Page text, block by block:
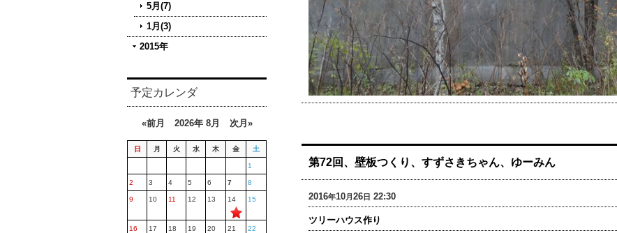
5月(7)
1月(3)
2015年
予定カレンダ
«前月 2026年 8月 次月»
日 月 火 水 木 金 土
1
2 3 4 5 6 7 8
9 10 11 12 13 14 15
16 17 18 19 20 21 22
第72回、壁板つくり、すずさきちゃん、ゆーみん
2016年10月26日 22:30
ツリーハウス作り